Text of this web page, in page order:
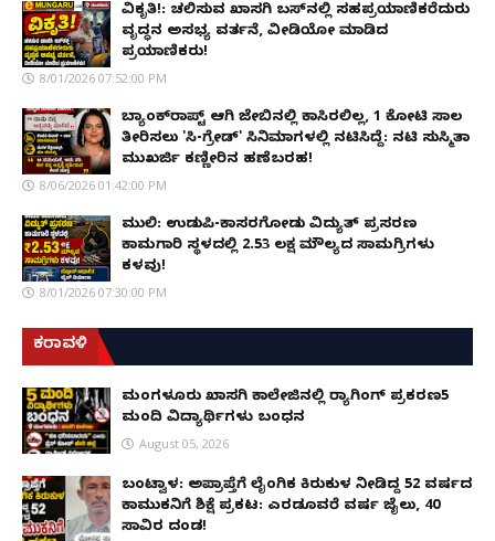
ವಿಕೃತಿ!: ಚಲಿಸುವ ಖಾಸಗಿ ಬಸ್‌ನಲ್ಲಿ ಸಹಪ್ರಯಾಣಿಕರೆದುರು
ವೃದ್ಧನ ಅಸಭ್ಯ ವರ್ತನೆ, ವೀಡಿಯೋ ಮಾಡಿದ
ಪ್ರಯಾಣಿಕರು!
8/01/2026 07:52:00 PM
ಬ್ಯಾಂಕ್‌ರಾಪ್ಟ್‌ ಆಗಿ ಜೇಬಿನಲ್ಲಿ ಕಾಸಿರಲಿಲ್ಲ, ₹1 ಕೋಟಿ ಸಾಲ
ತೀರಿಸಲು 'ಸಿ-ಗ್ರೇಡ್' ಸಿನಿಮಾಗಳಲ್ಲಿ ನಟಿಸಿದ್ದೆ: ನಟಿ ಸುಸ್ಮಿತಾ
ಮುಖರ್ಜಿ ಕಣ್ಣೀರಿನ ಹಣೆಬರಹ!
8/06/2026 01:42:00 PM
ಮುಲ್ಕಿ: ಉಡುಪಿ-ಕಾಸರಗೋಡು ವಿದ್ಯುತ್ ಪ್ರಸರಣ
ಕಾಮಗಾರಿ ಸ್ಥಳದಲ್ಲಿ ₹2.53 ಲಕ್ಷ ಮೌಲ್ಯದ ಸಾಮಗ್ರಿಗಳು
ಕಳವು!
8/01/2026 07:30:00 PM
ಕರಾವಳಿ
ಮಂಗಳೂರು ಖಾಸಗಿ ಕಾಲೇಜಿನಲ್ಲಿ ರ‌್ಯಾಗಿಂಗ್ ಪ್ರಕರಣ5
ಮಂದಿ ವಿದ್ಯಾರ್ಥಿಗಳು ಬಂಧನ
August 05, 2026
ಬಂಟ್ವಾಳ: ಅಪ್ರಾಪ್ತೆಗೆ ಲೈಂಗಿಕ ಕಿರುಕುಳ ನೀಡಿದ್ದ 52 ವರ್ಷದ
ಕಾಮುಕನಿಗೆ ಶಿಕ್ಷೆ ಪ್ರಕಟ: ಎರಡೂವರೆ ವರ್ಷ ಜೈಲು, ₹40
ಸಾವಿರ ದಂಡ!